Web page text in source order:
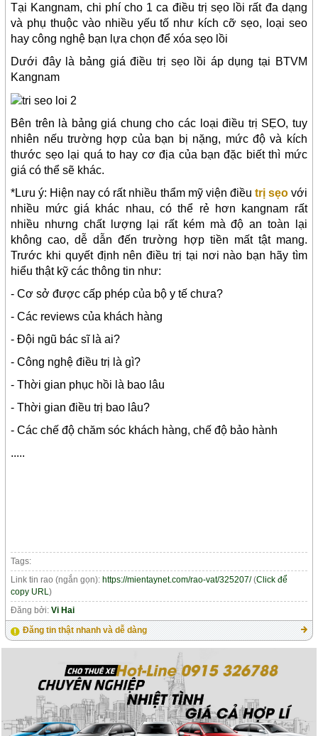
Tại Kangnam, chi phí cho 1 ca điều trị sẹo lồi rất đa dạng
và phụ thuộc vào nhiều yếu tố như kích cỡ sẹo, loại seo
hay công nghệ bạn lựa chọn để xóa sẹo lồi
Dưới đây là bảng giá điều trị sẹo lồi áp dụng tại BTVM
Kangnam
Bên trên là bảng giá chung cho các loại điều trị SẸO, tuy
nhiên nếu trường hợp của bạn bị nặng, mức độ và kích
thước sẹo lại quá to hay cơ địa của bạn đặc biết thì mức
giá có thể sẽ khác.
*Lưu ý: Hiện nay có rất nhiều thẩm mỹ viện điều trị sẹovới
nhiều mức giá khác nhau, có thể rẻ hơn kangnam rất
nhiều nhưng chất lượng lại rất kém mà độ an toàn lại
không cao, dễ dẫn đến trường hợp tiền mất tật mang.
Trước khi quyết định nên điều trị tại nơi nào bạn hãy tìm
hiểu thật kỹ các thông tin như:
- Cơ sở được cấp phép của bộ y tế chưa?
- Các reviews của khách hàng
- Đội ngũ bác sĩ là ai?
- Công nghệ điều trị là gì?
- Thời gian phục hồi là bao lâu
- Thời gian điều trị bao lâu?
- Các chế độ chăm sóc khách hàng, chế độ bảo hành
.....
Tags:
Link tin rao (ngắn gọn):https://mientaynet.com/rao-vat/325207/(Click để
copy URL)
Đăng bởi:Vi Hai
Đăng tin thật nhanh và dễ dàng